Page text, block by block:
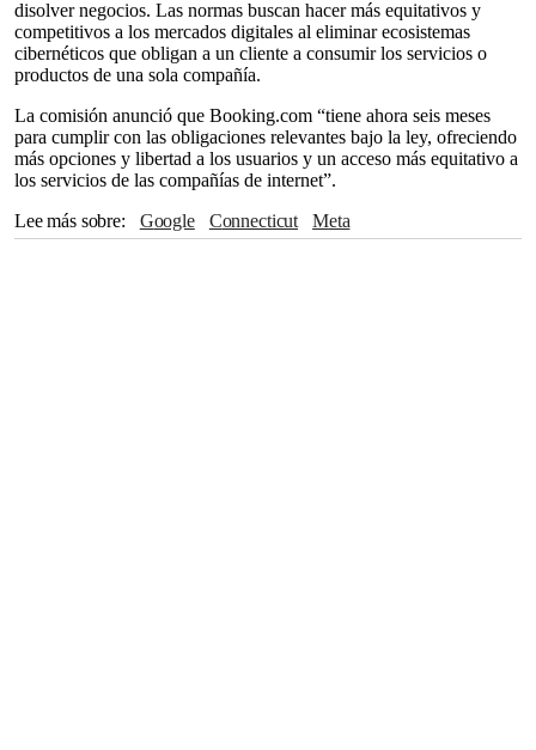
disolver negocios. Las normas buscan hacer más equitativos y
competitivos a los mercados digitales al eliminar ecosistemas
cibernéticos que obligan a un cliente a consumir los servicios o
productos de una sola compañía.
La comisión anunció que Booking.com “tiene ahora seis meses
para cumplir con las obligaciones relevantes bajo la ley, ofreciendo
más opciones y libertad a los usuarios y un acceso más equitativo a
los servicios de las compañías de internet”.
Lee más sobre
Google Connecticut Meta